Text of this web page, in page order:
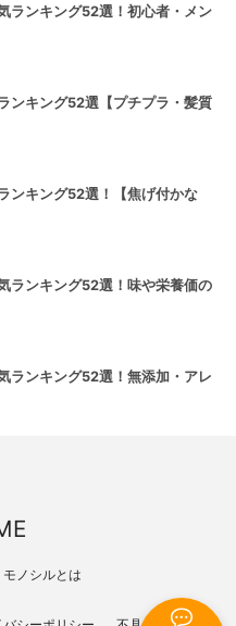
ランキング52選！初心者・メン
ンキング52選【プチプラ・髪質
ンキング52選！【焦げ付かな
ランキング52選！味や栄養価の
ランキング52選！無添加・アレ
モノシルとは